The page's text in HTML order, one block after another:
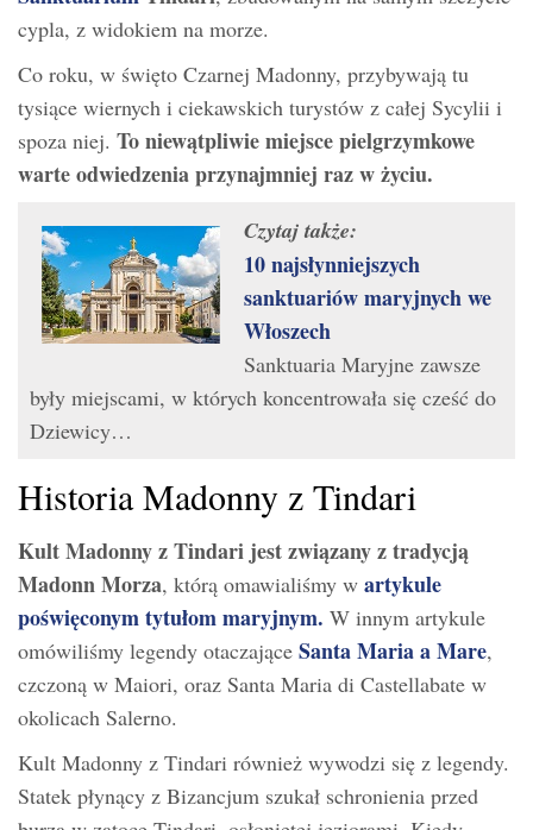
cypla, z widokiem na morze.
Co roku, w święto Czarnej Madonny, przybywają tu
tysiące wiernych i ciekawskich turystów z całej Sycylii i
spoza niej. To niewątpliwie miejsce pielgrzymkowe
warte odwiedzenia przynajmniej raz w życiu.
Czytaj także:
10 najsłynniejszych
sanktuariów maryjnych we
Włoszech
Sanktuaria Maryjne zawsze
były miejscami, w których koncentrowała się cześć do
Dziewicy…
Historia Madonny z Tindari
Kult Madonny z Tindari jest związany z tradycją
Madonn Morza, którą omawialiśmy w artykule
poświęconym tytułom maryjnym. W innym artykule
omówiliśmy legendy otaczające Santa Maria a Mare,
czczoną w Maiori, oraz Santa Maria di Castellabate w
okolicach Salerno.
Kult Madonny z Tindari również wywodzi się z legendy.
Statek płynący z Bizancjum szukał schronienia przed